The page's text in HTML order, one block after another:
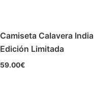
Camiseta Calavera India
Edición Limitada
59.00€